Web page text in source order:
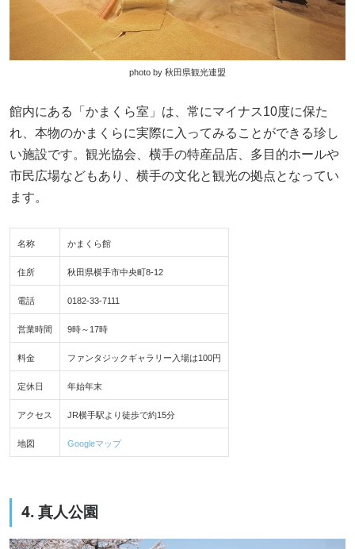
photo by 秋田県観光連盟
館内にある「かまくら室」は、常にマイナス10度に保た
れ、本物のかまくらに実際に入ってみることができる珍し
い施設です。観光協会、横手の特産品店、多目的ホールや
市民広場などもあり、横手の文化と観光の拠点となってい
ます。
名称 かまくら館
住所 秋田県横手市中央町8-12
電話 0182-33-7111
営業時間 9時～17時
料金 ファンタジックギャラリー入場は100円
定休日 年始年末
アクセス JR横手駅より徒歩で約15分
地図 Googleマップ
4. 真人公園